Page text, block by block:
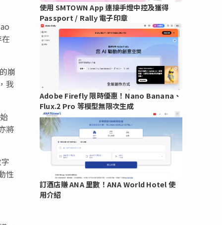
崩
我
將
性
使用 SMTOWN App 連接手燈中控及獲得
Passport / Rally 電子印章
Adobe Firefly 限時優惠！Nano Banana、
Flux.2 Pro 等模型無限次生成
訂酒店賺 ANA 里數！ANA World Hotel 使
用介紹